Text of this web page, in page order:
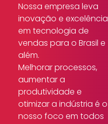
Nossa empresa leva
inovação e excelência
em tecnologia de
vendas para o Brasil e
além.
Melhorar processos,
aumentar a
produtividade e
otimizar a indústria é o
nosso foco em todos